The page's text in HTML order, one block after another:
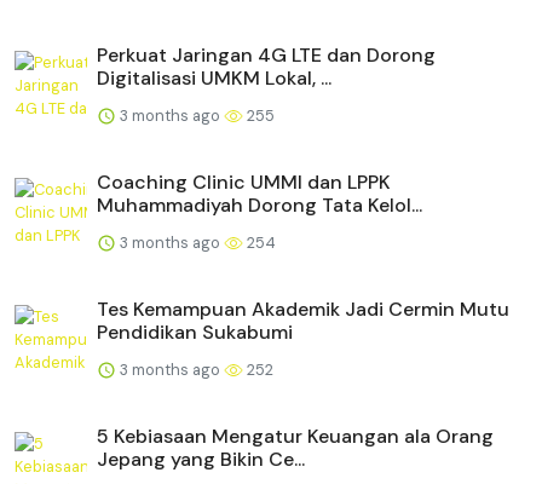
Perkuat Jaringan 4G LTE dan Dorong
Digitalisasi UMKM Lokal, ...
3 months ago 255
Coaching Clinic UMMI dan LPPK
Muhammadiyah Dorong Tata Kelol...
3 months ago 254
Tes Kemampuan Akademik Jadi Cermin Mutu
Pendidikan Sukabumi
3 months ago 252
5 Kebiasaan Mengatur Keuangan ala Orang
Jepang yang Bikin Ce...